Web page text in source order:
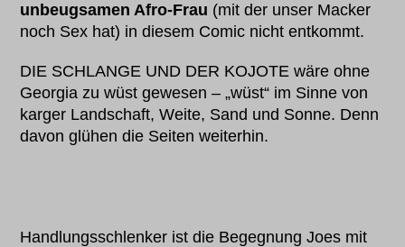
unbeugsamen Afro-Frau (mit der unser Macker
noch Sex hat) in diesem Comic nicht entkommt.
DIE SCHLANGE UND DER KOJOTE wäre ohne
Georgia zu wüst gewesen – „wüst“ im Sinne von
karger Landschaft, Weite, Sand und Sonne. Denn
davon glühen die Seiten weiterhin.
Handlungsschlenker ist die Begegnung Joes mit